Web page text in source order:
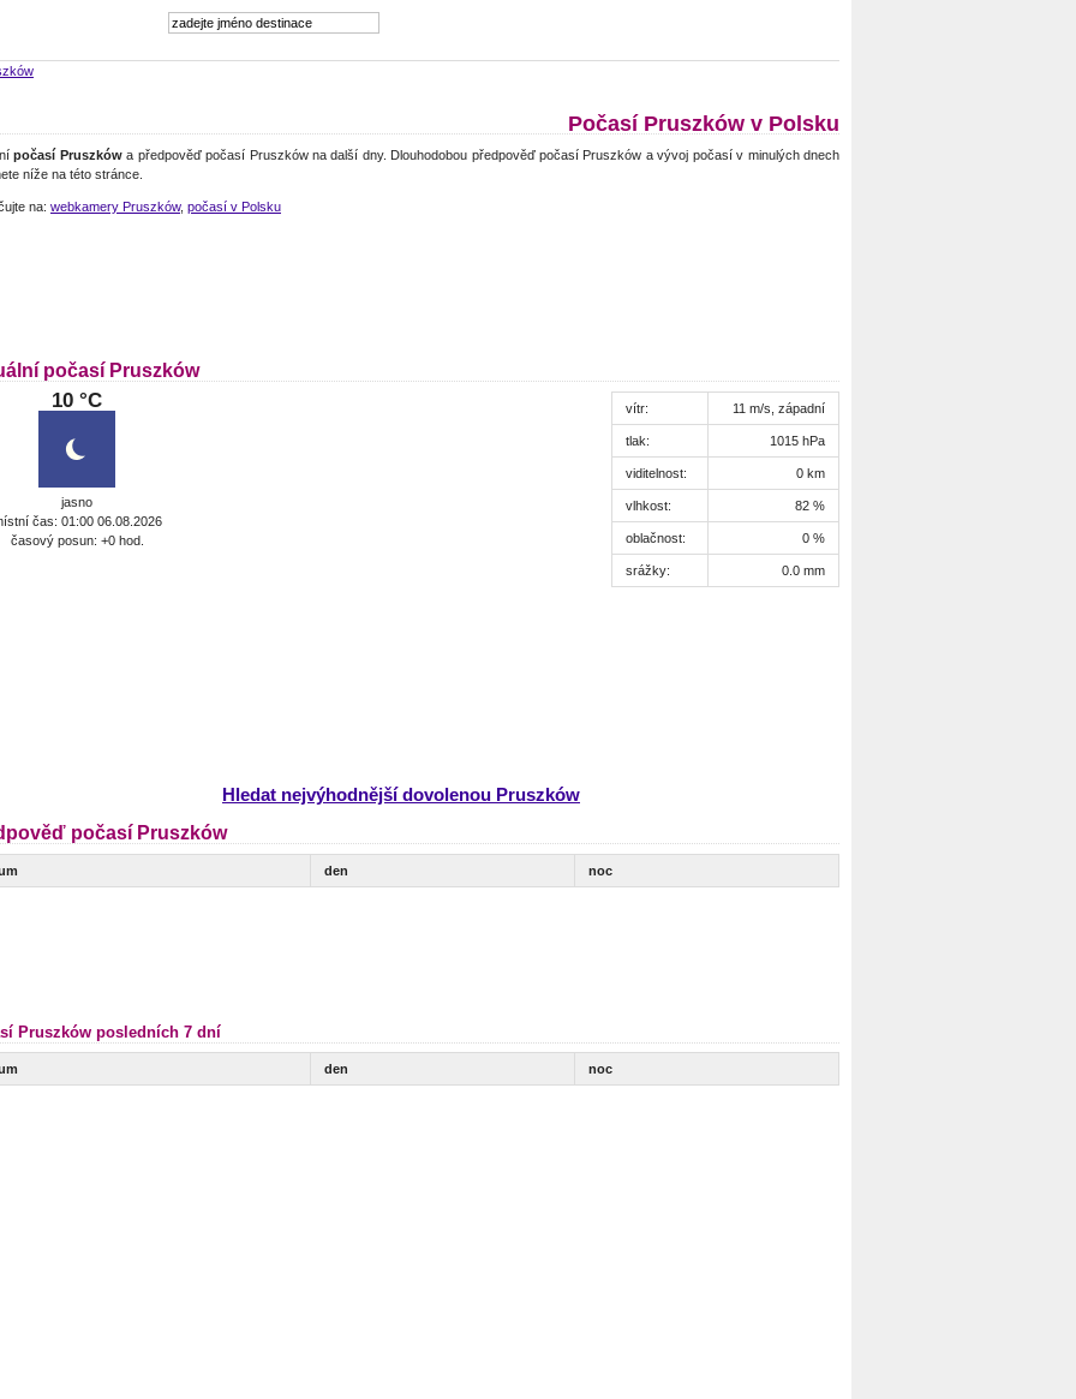
Počasí Pruszków v Polsku
počasí Pruszkówa předpověď počasí Pruszków na další dny. Dlouhodobou předpověď počasí Pruszków a vývoj počasí v minulých dnech
níže na této stránce.
na: webkamery Pruszków, počasí v Polsku
počasí Pruszków
10 °C
jasno
čas: 01:00 06.08.2026
časový posun: +0 hod.
vítr: 11 m/s, západní
tlak: 1015 hPa
viditelnost: 0 km
vlhkost: 82 %
oblačnost: 0 %
srážky: 0.0 mm
Hledat nejvýhodnější dovolenou Pruszków
počasí Pruszków
den noc
Pruszków posledních 7 dní
den noc